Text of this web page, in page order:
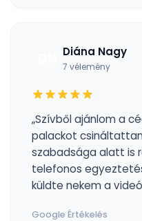
Diána Nagy
7 vélemény
„Szívből ajánlom a
palackot
szabadsága alatt is
telefonos
küldte nekem a
Google Értékelés